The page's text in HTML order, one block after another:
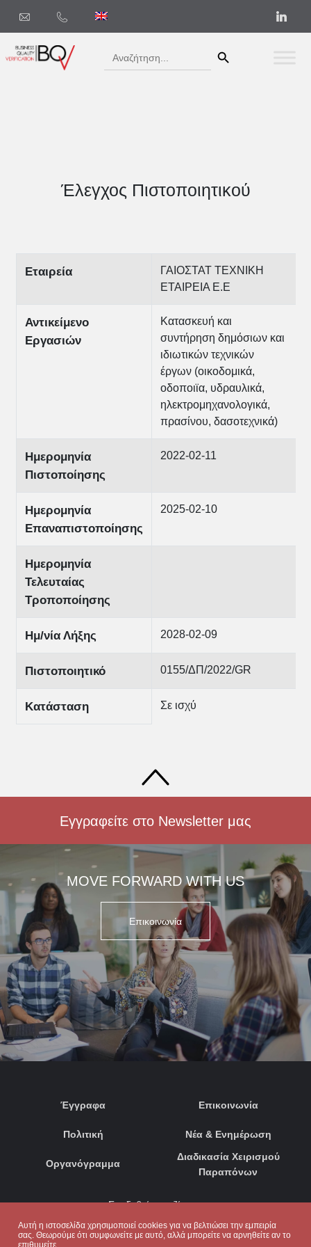
Αυτή η ιστοσελίδα χρησιμοποιεί cookies για να βελτιώσει την εμπειρία
σας. Θεωρούμε ότι συμφωνείτε με αυτό, αλλά μπορείτε να αρνηθείτε αν το
επιθυμείτε.
Search
for:
Έλεγχος Πιστοποιητικού
Εταιρεία
ΓΑΙΟΣΤΑΤ ΤΕΧΝΙΚΗ
ΕΤΑΙΡΕΙΑ Ε.Ε
Αντικείμενο
Εργασιών
Κατασκευή και
συντήρηση δημόσιων και
ιδιωτικών τεχνικών
έργων (οικοδομικά,
οδοποιϊα, υδραυλικά,
ηλεκτρομηχανολογικά,
πρασίνου, δασοτεχνικά)
Ημερομηνία
Πιστοποίησης
2022-02-11
Ημερομηνία
Επαναπιστοποίησης
2025-02-10
Ημερομηνία
Τελευταίας
Τροποποίησης
Ημ/νία Λήξης 2028-02-09
Πιστοποιητικό 0155/ΔΠ/2022/GR
Κατάσταση Σε ισχύ
Εγγραφείτε στο Newsletter μας
MOVE FORWARD WITH US
Επικοινωνία
Έγγραφα
Πολιτική
Οργανόγραμμα
Επικοινωνία
Νέα & Ενημέρωση
Διαδικασία Χειρισμού
Παραπόνων
Συνδεθείτε μαζί μας: